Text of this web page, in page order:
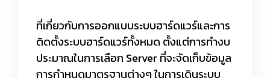
ที่เกี่ยวกับการออกแบบระบบฮาร์ดแวร์และการ
ติดตั้งระบบฮาร์ดแวร์ทั้งหมด ตั้งแต่การทำงบ
ประมาณในการเลือก Server ที่จะจัดเก็บข้อมูล
การกำหนดมาตรฐานต่างๆ ในการเดินระบบ